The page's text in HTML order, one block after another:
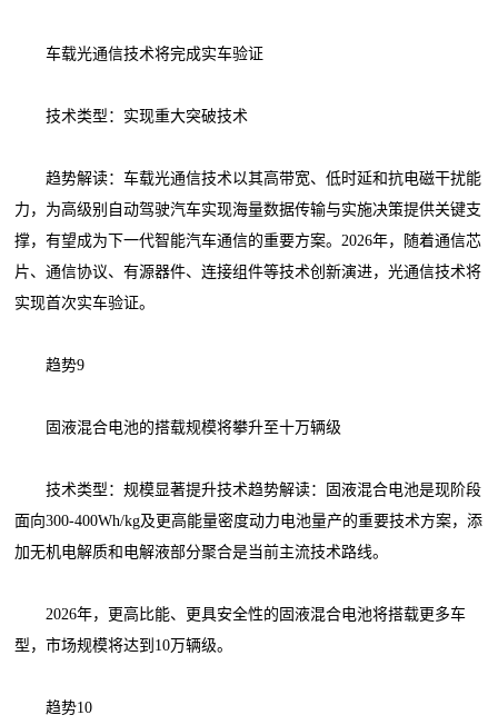
车载光通信技术将完成实车验证
技术类型：实现重大突破技术
趋势解读：车载光通信技术以其高带宽、低时延和抗电磁干扰能
力，为高级别自动驾驶汽车实现海量数据传输与实施决策提供关键支
撑，有望成为下一代智能汽车通信的重要方案。2026年，随着通信芯
片、通信协议、有源器件、连接组件等技术创新演进，光通信技术将
实现首次实车验证。
趋势9
固液混合电池的搭载规模将攀升至十万辆级
技术类型：规模显著提升技术趋势解读：固液混合电池是现阶段
面向300-400Wh/kg及更高能量密度动力电池量产的重要技术方案，添
加无机电解质和电解液部分聚合是当前主流技术路线。
2026年，更高比能、更具安全性的固液混合电池将搭载更多车
型，市场规模将达到10万辆级。
趋势10